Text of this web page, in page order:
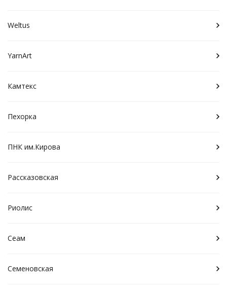
Weltus
YarnArt
Камтекс
Пехорка
ПНК им.Кирова
Рассказовская
Риолис
Сеам
Семеновская